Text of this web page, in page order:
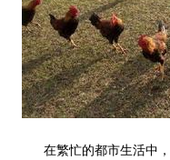
在繁忙的都市生活中